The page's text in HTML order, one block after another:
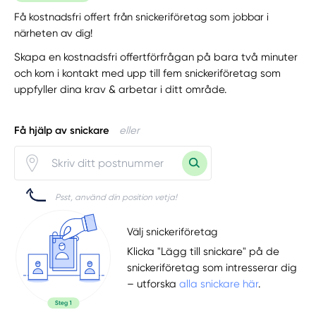
Få kostnadsfri offert från snickeriföretag som jobbar i
närheten av dig!
Skapa en kostnadsfri offertförfrågan på bara två minuter
och kom i kontakt med upp till fem snickeriföretag som
uppfyller dina krav & arbetar i ditt område.
Få hjälp av snickare eller
Psst, använd din position vetja!
Välj snickeriföretag
Klicka "Lägg till snickare" på de
snickeriföretag som intresserar dig
– utforskaalla snickare här.